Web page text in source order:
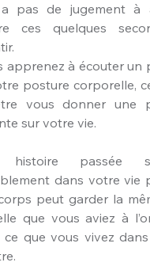
pas de jugement à
ces quelques
apprenez à écouter un
posture corporelle,
vous donner une
sur votre vie.
histoire passée
dans votre vie
peut garder la
que vous aviez à
ce que vous vivez